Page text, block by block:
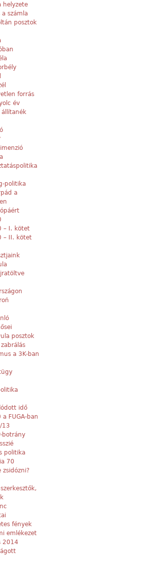
helyzete
a számla
posztok
forrás
év
állítanék
politika
a
– I. kötet
– II. kötet
posztok
a 3K-ban
idő
FUGA-ban
13
botrány
politika
70
zsidózni?
fények
emlékezet
2014